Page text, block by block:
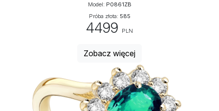
Model: P0861ZB
Próba złota: 585
4499 PLN
Zobacz więcej